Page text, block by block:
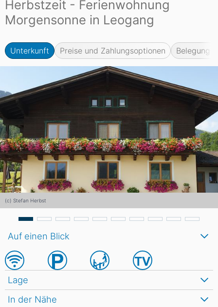
Herbstzeit - Ferienwohnung
Morgensonne in Leogang
Unterkunft Preise und Zahlungsoptionen
(c) Stefan Herbst
Lage
Auf einen Blick
In der Nähe